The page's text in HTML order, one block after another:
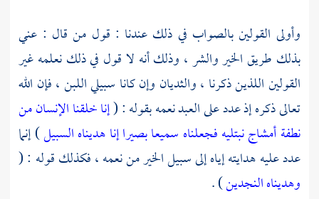
وأولى القولين بالصواب في ذلك عندنا : قول من قال : عني
بذلك طريق الخير والشر ، وذلك أنه لا قول في ذلك نعلمه غير
القولين اللذين ذكرنا ، والثديان وإن كانا سبيلي اللبن ، فإن الله
تعالى ذكره إذ عدد على العبد نعمه بقوله : (إنا خلقنا الإنسان من
نطفة أمشاج نبتليه فجعلناه سميعا بصيرا إنا هديناه السبيل) إنما
عدد عليه هدايته إياه إلى سبيل الخير من نعمه ، فكذلك قوله : (
وهديناه النجدين) .